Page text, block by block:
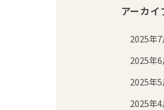
アーカイ
2025年
2025年
2025年
2025年